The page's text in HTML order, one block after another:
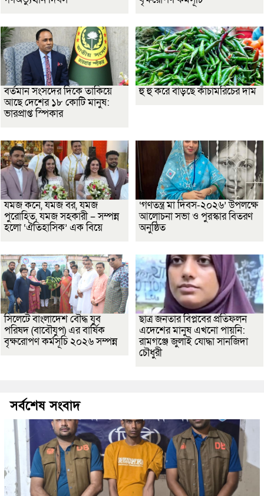
বর্তমান সংসদের দিকে তাকিয়ে
আছে দেশের ১৮ কোটি মানুষ:
ভারপ্রাপ্ত স্পিকার
হু হু করে বাড়ছে কাঁচামরিচের দাম
যমজ কনে, যমজ বর, যমজ
পুরোহিত, যমজ সহকারী – সম্পন্ন
হলো ‘ঐতিহাসিক’ এক বিয়ে
‘গণতন্ত্র মা দিবস-২০২৬’ উপলক্ষে
আলোচনা সভা ও পুরস্কার বিতরণ
অনুষ্ঠিত
সিলেটে বাংলাদেশ বৌদ্ধ যুব
পরিষদ (বাবৌযুপ) এর বার্ষিক
বৃক্ষরোপণ কর্মসূচি ২০২৬ সম্পন্ন
ছাত্র জনতার বিপ্লবের প্রতিফলন
এদেশের মানুষ এখনো পায়নি:
রামগঞ্জে জুলাই যোদ্ধা সানজিদা
চৌধুরী
সর্বশেষ সংবাদ